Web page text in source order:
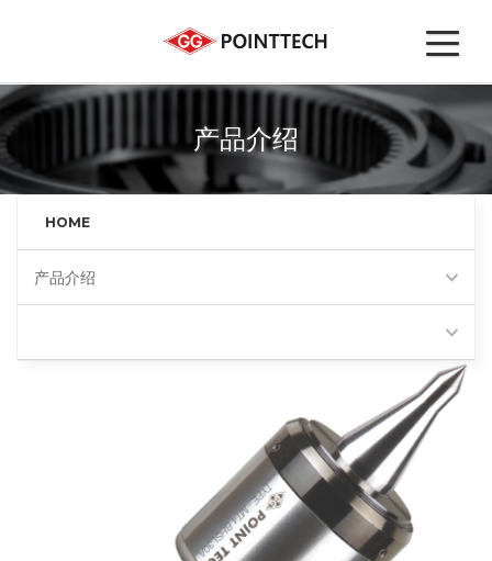
产品介绍
HOME
产品介绍
超高速回转顶尖(BHS)